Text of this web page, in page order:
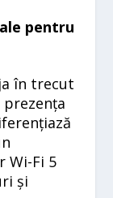
pentru
în trecut
Wi-Fi 5
și